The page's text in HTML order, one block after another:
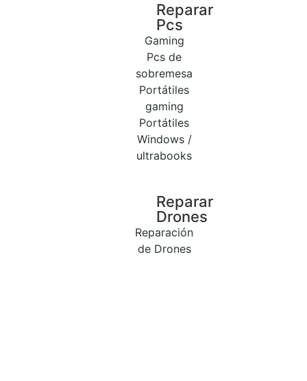
Reparar
Pcs
Gaming
Pcs de
sobremesa
Portátiles
gaming
Portátiles
Windows /
ultrabooks
Reparar
Drones
Reparación
de Drones